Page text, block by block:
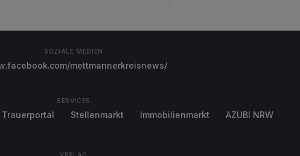
SOZIALE MEDIEN
mettmannerkreisnews/
SERVICES
Trauerportal Stellenmarkt Immobilienmarkt AZUBI NRW